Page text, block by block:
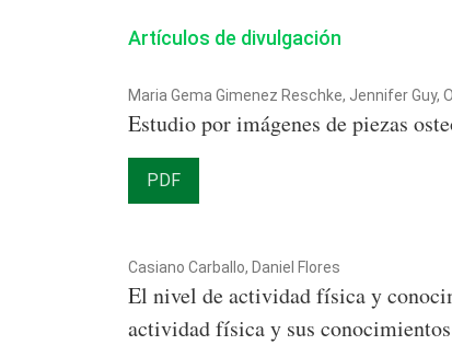
Artículos de divulgación
Maria Gema Gimenez Reschke, Jennifer
Estudio por imágenes de piezas
PDF
Casiano Carballo, Daniel Flores
El nivel de actividad física y
actividad física y sus